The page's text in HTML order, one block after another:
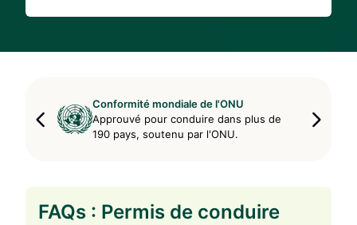
Conformité mondiale de l'ONU
Approuvé pour conduire dans plus de
190 pays, soutenu par l'ONU.
FAQs : Permis de conduire